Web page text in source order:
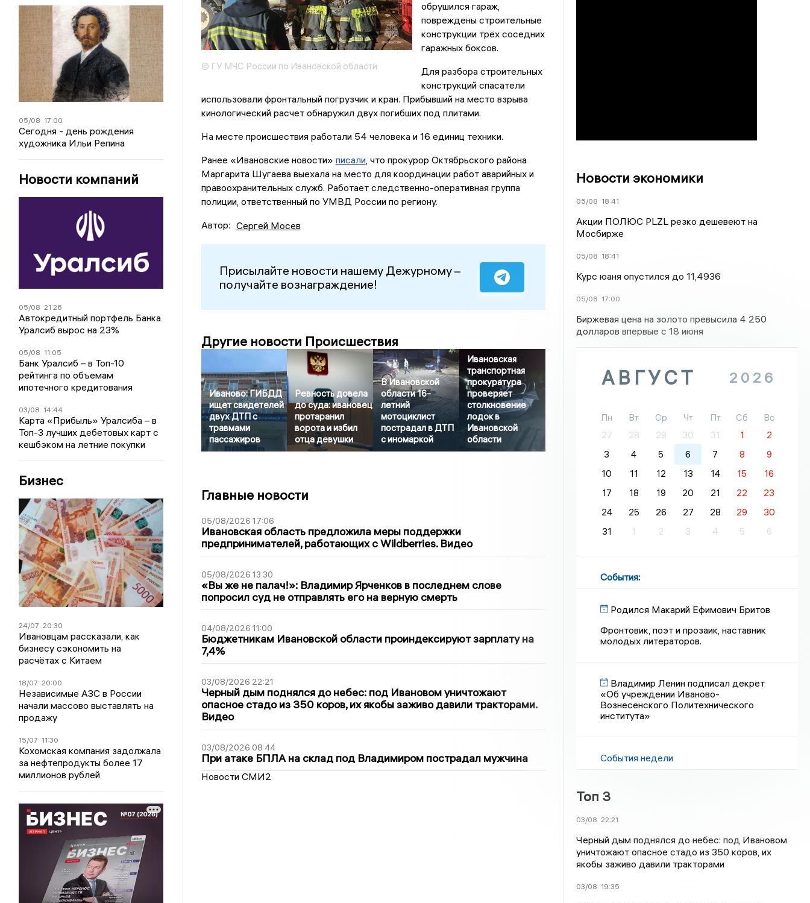
05/08 17:00
Сегодня - день рождения
художника Ильи Репина
Новости компаний
05/08 21:26
Автокредитный портфель Банка
Уралсиб вырос на 23%
05/08 11:05
Банк Уралсиб – в Топ-10
рейтинга по объемам
ипотечного кредитования
03/08 14:44
Карта «Прибыль» Уралсиба – в
Топ-3 лучших дебетовых карт с
кешбэком на летние покупки
Бизнес
24/07 20:30
Ивановцам рассказали, как
бизнесу сэкономить на
расчётах с Китаем
18/07 20:00
Независимые АЗС в России
начали массово выставлять на
продажу
15/07 11:30
Кохомская компания задолжала
за нефтепродукты более 17
миллионов рублей
© ГУ МЧС России по Ивановской области
обрушился гараж,
повреждены строительные
конструкции трёх соседних
гаражных боксов.
Для разбора строительных
конструкций спасатели
использовали фронтальный погрузчик и кран. Прибывший на место взрыва
кинологический расчет обнаружил двух погибших под плитами.
На месте происшествия работали 54 человека и 16 единиц техники.
Ранее «Ивановские новости» писали, что прокурор Октябрьского района
Маргарита Шугаева выехала на место для координации работ аварийных и
правоохранительных служб. Работает следственно-оперативная группа
полиции, ответственный по УМВД России по региону.
Автор: Сергей Мосев
Присылайте новости нашему Дежурному –
получайте вознаграждение!
Другие новости Происшествия
Иваново: ГИБДД
ищет свидетелей
двух ДТП с
травмами
пассажиров
Ревность довела
до суда: ивановец
протаранил
ворота и избил
отца девушки
В Ивановской
области 16-
летний
мотоциклист
пострадал в ДТП
с иномаркой
Ивановская
транспортная
прокуратура
проверяет
столкновение
лодок в
Ивановской
области
Главные новости
05/08/2026 17:06
Ивановская область предложила меры поддержки
предпринимателей, работающих с Wildberries. Видео
05/08/2026 13:30
«Вы же не палач!»: Владимир Ярченков в последнем слове
попросил суд не отправлять его на верную смерть
04/08/2026 11:00
Бюджетникам Ивановской области проиндексируют зарплату на
7,4%
03/08/2026 22:21
Черный дым поднялся до небес: под Ивановом уничтожают
опасное стадо из 350 коров, их якобы заживо давили тракторами.
Видео
03/08/2026 08:44
При атаке БПЛА на склад под Владимиром пострадал мужчина
Новости СМИ2
Новости экономики
05/08 18:41
Акции ПОЛЮС PLZL резко дешевеют на
Мосбирже
05/08 18:41
Курс юаня опустился до 11,4936
05/08 17:00
Биржевая цена на золото превысила 4 250
долларов впервые с 18 июня
АВГУСТ 2026
Пн Вт Ср Чт Пт Сб
Вс
27
28 29 30 31 1
2
3
4 5 6 7 8
9
10
11 12 13 14 15
16
17
18 19 20 21 22
23
24
25 26 27 28 29
30
31
1 2 3 4 5 6
События:
Родился Макарий Ефимович Бритов
Фронтовик, поэт и прозаик, наставник
молодых литераторов.
Владимир Ленин подписал декрет
«Об учреждении Иваново-
Вознесенского Политехнического
института»
События недели
Топ 3
03/08 22:21
Черный дым поднялся до небес: под Ивановом
уничтожают опасное стадо из 350 коров, их
якобы заживо давили тракторами
03/08 19:35